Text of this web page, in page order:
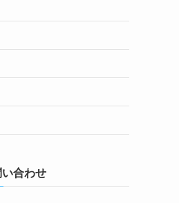
合わせ